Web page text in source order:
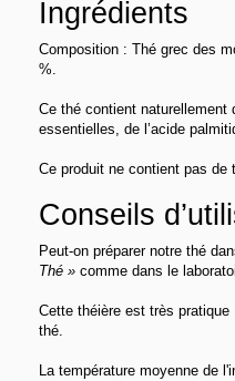
Ingrédients
Composition : Thé grec des
%.
Ce thé contient
essentielles, de l’acide
Ce produit ne contient pas de
Conseils
Peut-on préparer notre thé
Thé » comme dans le
Cette théière est très
thé.
La température moyenne de